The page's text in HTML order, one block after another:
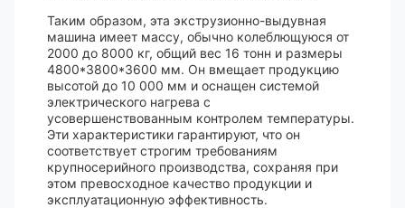
Таким образом, эта экструзионно-выдувная
машина имеет массу, обычно колеблющуюся от
2000 до 8000 кг, общий вес 16 тонн и размеры
4800*3800*3600 мм. Он вмещает продукцию
высотой до 10 000 мм и оснащен системой
электрического нагрева с
усовершенствованным контролем температуры.
Эти характеристики гарантируют, что он
соответствует строгим требованиям
крупносерийного производства, сохраняя при
этом превосходное качество продукции и
эксплуатационную эффективность.